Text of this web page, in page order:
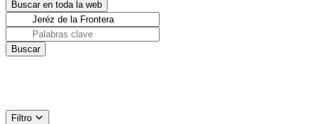
Filtro